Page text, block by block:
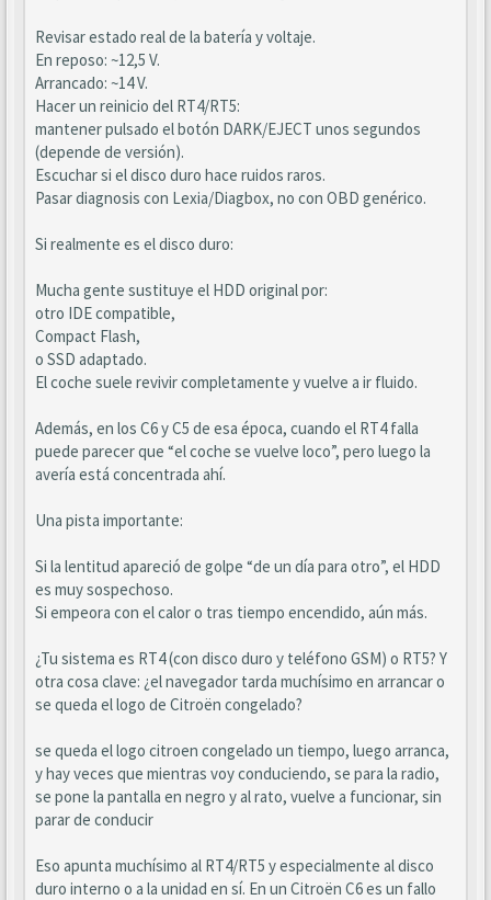
Revisar estado real de la batería y voltaje.
En reposo: ~12,5 V.
Arrancado: ~14 V.
Hacer un reinicio del RT4/RT5:
mantener pulsado el botón DARK/EJECT unos segundos
(depende de versión).
Escuchar si el disco duro hace ruidos raros.
Pasar diagnosis con Lexia/Diagbox, no con OBD genérico.
Si realmente es el disco duro:
Mucha gente sustituye el HDD original por:
otro IDE compatible,
Compact Flash,
o SSD adaptado.
El coche suele revivir completamente y vuelve a ir fluido.
Además, en los C6 y C5 de esa época, cuando el RT4 falla
puede parecer que “el coche se vuelve loco”, pero luego la
avería está concentrada ahí.
Una pista importante:
Si la lentitud apareció de golpe “de un día para otro”, el HDD
es muy sospechoso.
Si empeora con el calor o tras tiempo encendido, aún más.
¿Tu sistema es RT4 (con disco duro y teléfono GSM) o RT5? Y
otra cosa clave: ¿el navegador tarda muchísimo en arrancar o
se queda el logo de Citroën congelado?
se queda el logo citroen congelado un tiempo, luego arranca,
y hay veces que mientras voy conduciendo, se para la radio,
se pone la pantalla en negro y al rato, vuelve a funcionar, sin
parar de conducir
Eso apunta muchísimo al RT4/RT5 y especialmente al disco
duro interno o a la unidad en sí. En un Citroën C6 es un fallo